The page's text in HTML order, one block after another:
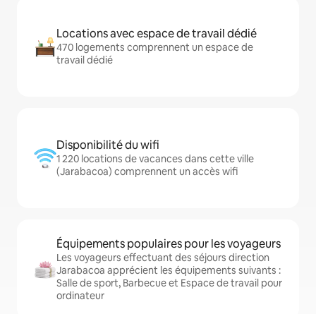
Locations avec espace de travail dédié
470 logements comprennent un espace de
travail dédié
Disponibilité du wifi
1 220 locations de vacances dans cette ville
(Jarabacoa) comprennent un accès wifi
Équipements populaires pour les voyageurs
Les voyageurs effectuant des séjours direction
Jarabacoa apprécient les équipements suivants :
Salle de sport, Barbecue et Espace de travail pour
ordinateur